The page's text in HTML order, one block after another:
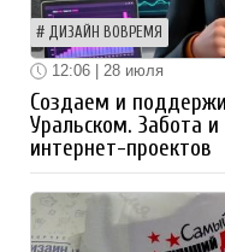
ДИЗАЙН ВОВРЕМЯ
12:06 | 28 июля
Создаем и
Уральском. Забота
интернет-проектов